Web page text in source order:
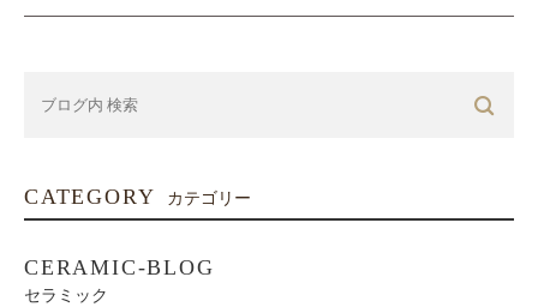
CATEGORY カテゴリー
CERAMIC-BLOG
セラミック